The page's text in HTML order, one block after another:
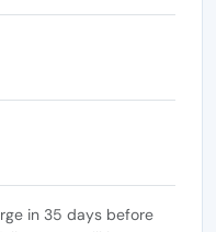
in 35 days before